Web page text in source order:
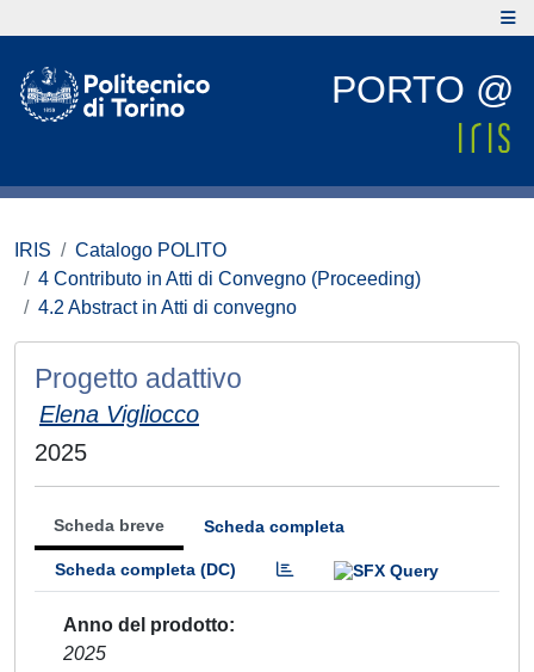
PORTO @
IRIS
Catalogo POLITO
4 Contributo in Atti di Convegno (Proceeding)
4.2 Abstract in Atti di convegno
Progetto adattivo
Elena Vigliocco
2025
Scheda breve Scheda completa
Scheda completa (DC)
Anno del prodotto
2025